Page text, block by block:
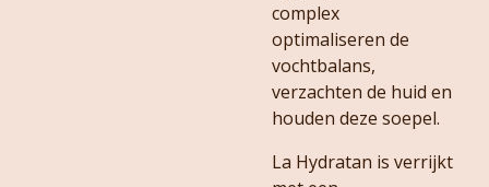
complex
optimaliseren de
vochtbalans,
verzachten de huid en
houden deze soepel.
La Hydratan is verrijkt